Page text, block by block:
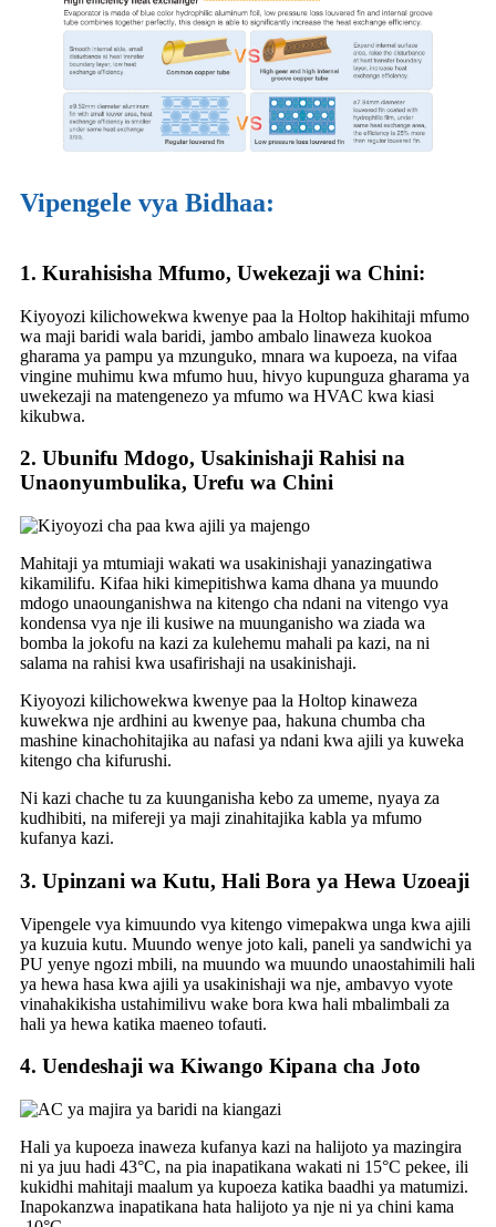
Vipengele vya Bidhaa:
1. Kurahisisha Mfumo, Uwekezaji wa Chini:
Kiyoyozi kilichowekwa kwenye paa la Holtop hakihitaji mfumo
wa maji baridi wala baridi, jambo ambalo linaweza kuokoa
gharama ya pampu ya mzunguko, mnara wa kupoeza, na vifaa
vingine muhimu kwa mfumo huu, hivyo kupunguza gharama ya
uwekezaji na matengenezo ya mfumo wa HVAC kwa kiasi
kikubwa.
2. Ubunifu Mdogo, Usakinishaji Rahisi na
Unaonyumbulika, Urefu wa Chini
Mahitaji ya mtumiaji wakati wa usakinishaji yanazingatiwa
kikamilifu. Kifaa hiki kimepitishwa kama dhana ya muundo
mdogo unaounganishwa na kitengo cha ndani na vitengo vya
kondensa vya nje ili kusiwe na muunganisho wa ziada wa
bomba la jokofu na kazi za kulehemu mahali pa kazi, na ni
salama na rahisi kwa usafirishaji na usakinishaji.
Kiyoyozi kilichowekwa kwenye paa la Holtop kinaweza
kuwekwa nje ardhini au kwenye paa, hakuna chumba cha
mashine kinachohitajika au nafasi ya ndani kwa ajili ya kuweka
kitengo cha kifurushi.
Ni kazi chache tu za kuunganisha kebo za umeme, nyaya za
kudhibiti, na mifereji ya maji zinahitajika kabla ya mfumo
kufanya kazi.
3. Upinzani wa Kutu, Hali Bora ya Hewa Uzoeaji
Vipengele vya kimuundo vya kitengo vimepakwa unga kwa ajili
ya kuzuia kutu. Muundo wenye joto kali, paneli ya sandwichi ya
PU yenye ngozi mbili, na muundo wa muundo unaostahimili hali
ya hewa hasa kwa ajili ya usakinishaji wa nje, ambavyo vyote
vinahakikisha ustahimilivu wake bora kwa hali mbalimbali za
hali ya hewa katika maeneo tofauti.
4. Uendeshaji wa Kiwango Kipana cha Joto
Hali ya kupoeza inaweza kufanya kazi na halijoto ya mazingira
ni ya juu hadi 43°C, na pia inapatikana wakati ni 15°C pekee, ili
kukidhi mahitaji maalum ya kupoeza katika baadhi ya matumizi.
Inapokanzwa inapatikana hata halijoto ya nje ni ya chini kama